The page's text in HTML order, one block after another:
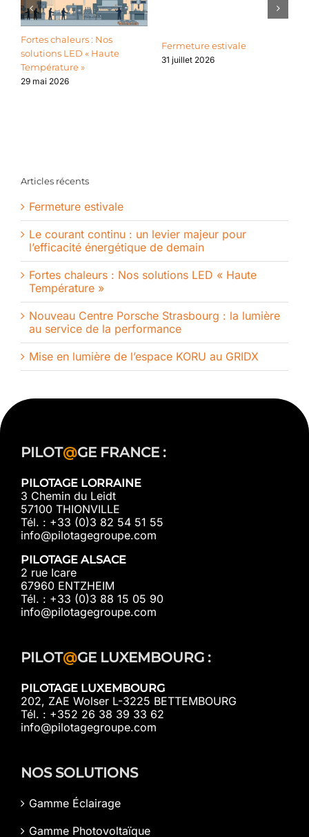
Fortes chaleurs : Nos
solutions LED « Haute
Température »
29 mai 2026
Fermeture estivale
31 juillet 2026
Articles récents
Fermeture estivale
Le courant continu : un levier majeur pour
l’efficacité énergétique de demain
Fortes chaleurs : Nos solutions LED « Haute
Température »
Nouveau Centre Porsche Strasbourg : la lumière
au service de la performance
Mise en lumière de l’espace KORU au GRIDX
PILOT@GE FRANCE :
PILOTAGE LORRAINE
3 Chemin du Leidt
57100 THIONVILLE
Tél. : +33 (0)3 82 54 51 55
info@pilotagegroupe.com
PILOTAGE ALSACE
2 rue Icare
67960 ENTZHEIM
Tél. : +33 (0)3 88 15 05 90
info@pilotagegroupe.com
PILOT@GE LUXEMBOURG :
PILOTAGE LUXEMBOURG
202, ZAE Wolser L-3225 BETTEMBOURG
Tél. : +352 26 38 39 33 62
info@pilotagegroupe.com
NOS SOLUTIONS
Gamme Éclairage
Gamme Photovoltaïque